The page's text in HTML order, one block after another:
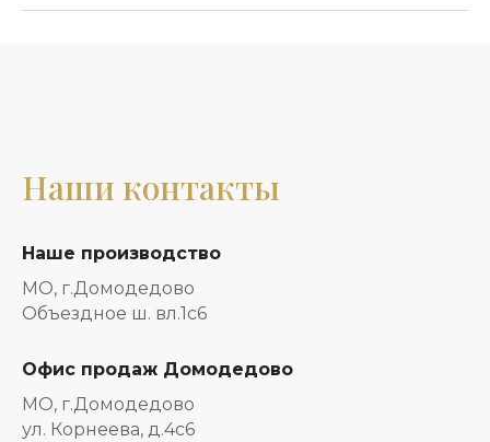
Наши контакты
Наше производство
МО, г.Домодедово
Объездное ш. вл.1с6
Офис продаж Домодедово
МО, г.Домодедово
ул. Корнеева, д.4с6